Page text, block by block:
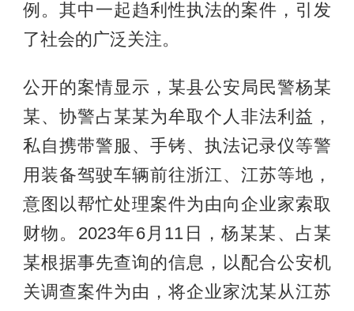
例。其中一起趋利性执法的案件，引发
了社会的广泛关注。
公开的案情显示，某县公安局民警杨某
某、协警占某某为牟取个人非法利益，
私自携带警服、手铐、执法记录仪等警
用装备驾驶车辆前往浙江、江苏等地，
意图以帮忙处理案件为由向企业家索取
财物。2023年6月11日，杨某某、占某
某根据事先查询的信息，以配合公安机
关调查案件为由，将企业家沈某从江苏